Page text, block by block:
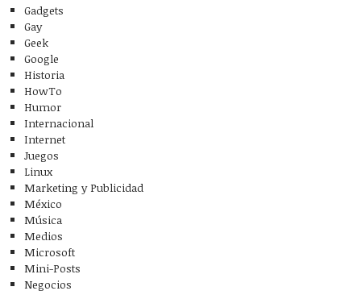
Gadgets
Gay
Geek
Google
Historia
HowTo
Humor
Internacional
Internet
Juegos
Linux
Marketing y Publicidad
México
Música
Medios
Microsoft
Mini-Posts
Negocios